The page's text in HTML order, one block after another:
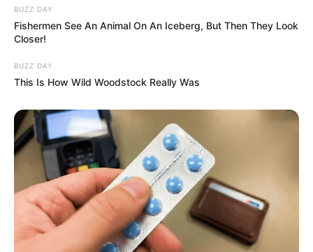
BUZZ DAY
Fishermen See An Animal On An Iceberg, But Then They Look
Closer!
BUZZ DAY
This Is How Wild Woodstock Really Was